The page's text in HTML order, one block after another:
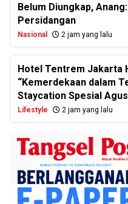
Belum Diungkap,
Persidangan
Nasional 2 jam yang lalu
Hotel Tentrem Jakarta
“Kemerdekaan dalam
Staycation Spesial
Lifestyle 2 jam yang lalu